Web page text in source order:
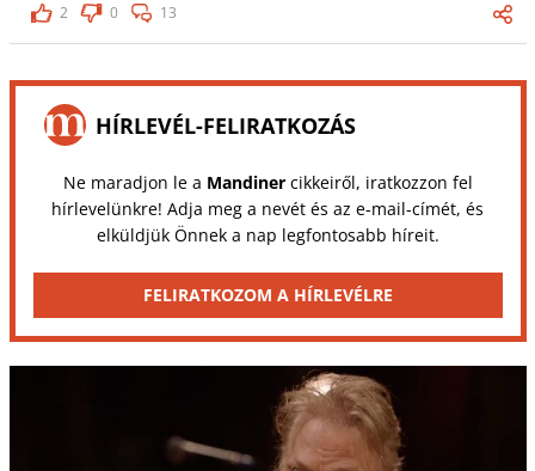
2
0 13
HÍRLEVÉL-FELIRATKOZÁS
Ne maradjon le a Mandinercikkeiről, iratkozzon fel
hírlevelünkre! Adja meg a nevét és az e-mail-címét, és
elküldjük Önnek a nap legfontosabb híreit.
FELIRATKOZOM A HÍRLEVÉLRE